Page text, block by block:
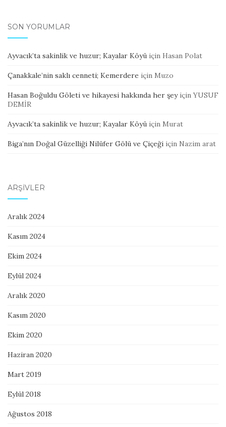
SON YORUMLAR
Ayvacık’ta sakinlik ve huzur; Kayalar Köyü için Hasan Polat
Çanakkale’nin saklı cenneti; Kemerdere için Muzo
Hasan Boğuldu Göleti ve hikayesi hakkında her şeyiçinYUSUF
DEMİR
Ayvacık’ta sakinlik ve huzur; Kayalar Köyü için Murat
Biga’nın Doğal Güzelliği Nilüfer Gölü ve Çiçeği için Nazim arat
ARŞIVLER
Aralık 2024
Kasım 2024
Ekim 2024
Eylül 2024
Aralık 2020
Kasım 2020
Ekim 2020
Haziran 2020
Mart 2019
Eylül 2018
Ağustos 2018